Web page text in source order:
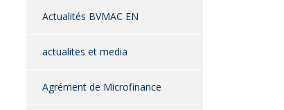
Actualités BVMAC EN
actualites et media
Agrément de Microfinance